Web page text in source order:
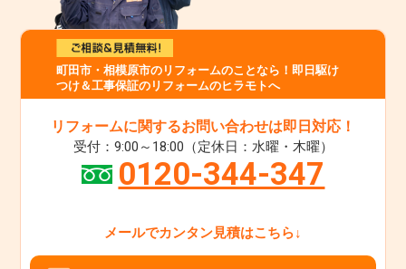
町田市・相模原市のリフォームのことなら！即日駆け
つけ＆工事保証のリフォームのヒラモトへ
リフォームに関するお問い合わせは即日対応！
受付：9:00～18:00（定休日：水曜・木曜）
0120-344-347
メールでカンタン見積はこちら↓